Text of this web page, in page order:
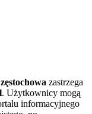
zastrzega
. Użytkownicy mogą
informacyjnego